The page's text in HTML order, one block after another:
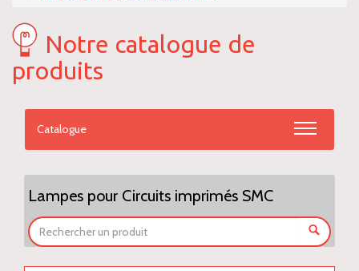
Notre catalogue de
produits
Catalogue
Lampes pour Circuits imprimés SMC